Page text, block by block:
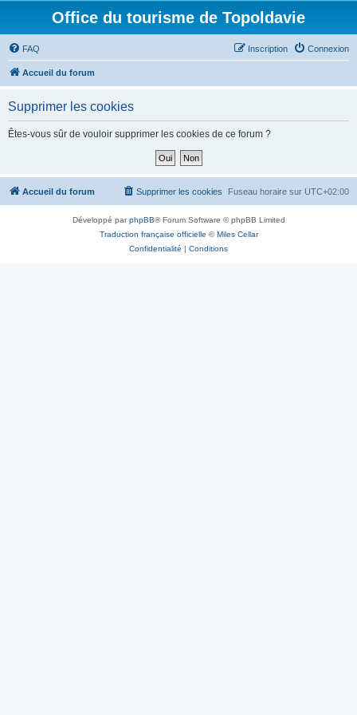
Office du tourisme de Topoldavie
FAQ Connexion
Inscription
Accueil du forum
Supprimer les cookies
Êtes-vous sûr de vouloir supprimer les cookies de ce forum ?
Accueil du forum Fuseau horaire sur UTC+02:00
Supprimer les cookies
Développé parphpBB® Forum Software © phpBB Limited
Traduction française officielle ©Miles Cellar
Confidentialité | Conditions